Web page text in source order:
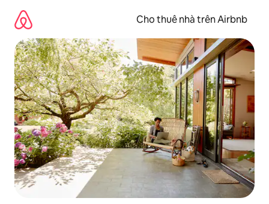
dung
Cho thuê nhà trên Airbnb